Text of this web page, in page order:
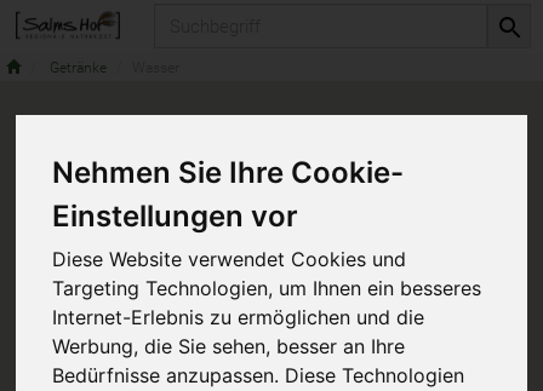
Nehmen Sie Ihre Cookie-
Einstellungen vor
Diese Website verwendet Cookies und
Targeting Technologien, um Ihnen ein besseres
Internet-Erlebnis zu ermöglichen und die
Werbung, die Sie sehen, besser an Ihre
Bedürfnisse anzupassen. Diese Technologien
Getränke